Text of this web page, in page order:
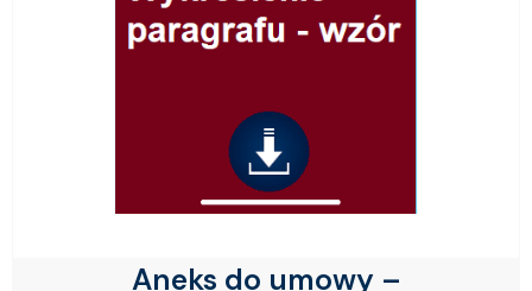
Aneks do umowy –